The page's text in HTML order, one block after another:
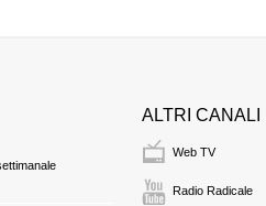
ALTRI CANALI
Web TV
Radio Radicale